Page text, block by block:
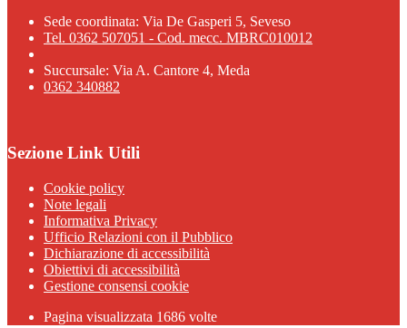
Sede coordinata: Via De Gasperi 5, Seveso
Tel. 0362 507051 - Cod. mecc. MBRC010012
Succursale: Via A. Cantore 4, Meda
0362 340882
Sezione Link Utili
Cookie policy
Note legali
Informativa Privacy
Ufficio Relazioni con il Pubblico
Dichiarazione di accessibilità
Obiettivi di accessibilità
Gestione consensi cookie
Pagina visualizzata 1686 volte